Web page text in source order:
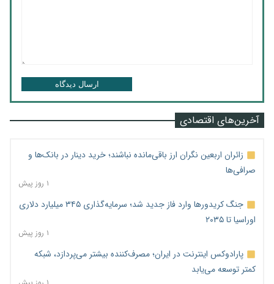
ارسال دیدگاه
آخرین‌های اقتصادی
زائران اربعین نگران ارز باقی‌مانده نباشند؛ خرید دینار در بانک‌ها و
صرافی‌ها
۱ روز پیش
جنگ کریدورها وارد فاز جدید شد؛ سرمایه‌گذاری ۳۴۵ میلیارد دلاری
اوراسیا تا ۲۰۳۵
۱ روز پیش
پارادوکس اینترنت در ایران؛ مصرف‌کننده بیشتر می‌پردازد، شبکه
کمتر توسعه می‌یابد